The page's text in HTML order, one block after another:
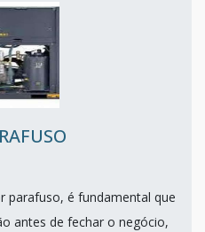
parafuso, é fundamental que
antes de fechar o negócio,